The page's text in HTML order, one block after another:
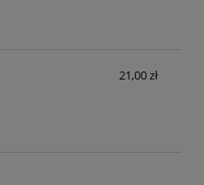
kosztów płatności
21,00 zł